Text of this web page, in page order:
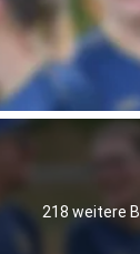
218 weitere